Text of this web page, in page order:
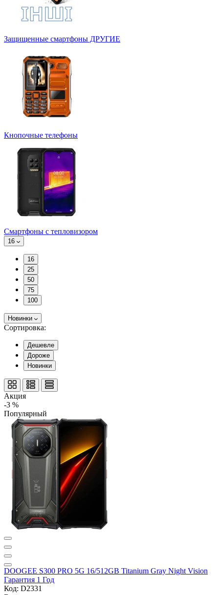
Защищенные смартфоны ДРУГИЕ
Кнопочные телефоны
Смартфоны с тепловизором
16
16
25
50
75
100
Новинки
Сортировка:
Дешевле
Дороже
Новинки
Акция
-3 %
Популярный
DOOGEE S300 PRO 5G 16/512GB Titanium Gray Night Vision
Гарантия 1 Год
Код: D2331